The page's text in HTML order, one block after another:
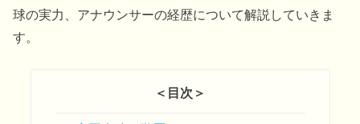
球の実力、アナウンサーの経歴について解説していきま
す。
＜目次＞